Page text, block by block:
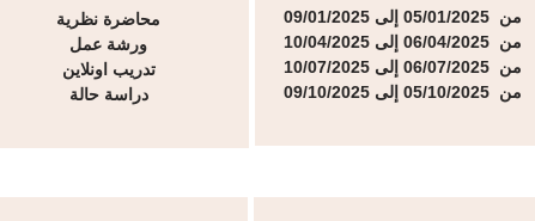
محاضرة نظرية
ورشة عمل
تدريب اونلاين
دراسة حالة
من 05/01/2025 إلى 09/01/2025
من 06/04/2025 إلى 10/04/2025
من 06/07/2025 إلى 10/07/2025
من 05/10/2025 إلى 09/10/2025